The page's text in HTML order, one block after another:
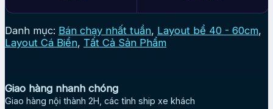
Danh mục: Bán chạy nhất tuần, Layout bể 40 - 60cm,
Layout Cá Biển, Tất Cả Sản Phẩm
Giao hàng nhanh chóng
Giao hàng nội thành 2H, các tỉnh ship xe khách